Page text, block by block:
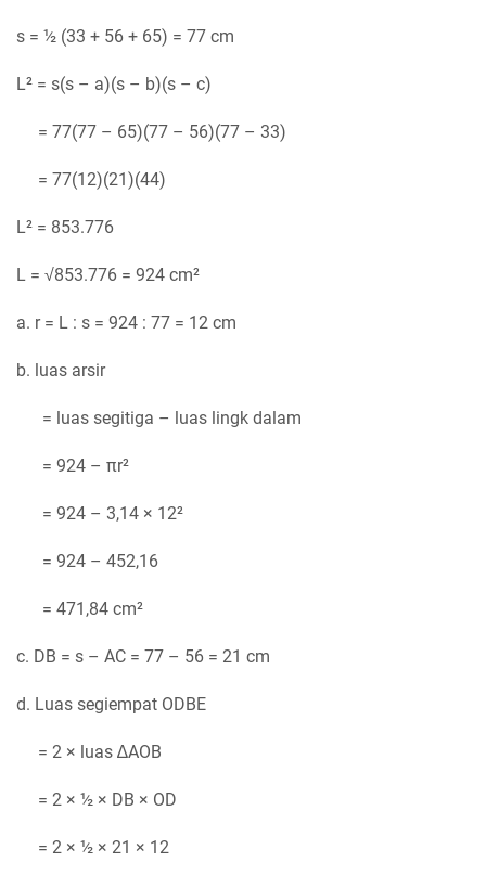
s = ½ (33 + 56 + 65) = 77 cm
L² = s(s – a)(s – b)(s – c)
= 77(77 – 65)(77 – 56)(77 – 33)
= 77(12)(21)(44)
L² = 853.776
L = √853.776 = 924 cm²
a. r = L : s = 924 : 77 = 12 cm
b. luas arsir
= luas segitiga – luas lingk dalam
= 924 – πr²
= 924 – 3,14 × 12²
= 924 – 452,16
= 471,84 cm²
c. DB = s – AC = 77 – 56 = 21 cm
d. Luas segiempat ODBE
= 2 × luas ∆AOB
= 2 × ½ × DB × OD
= 2 × ½ × 21 × 12